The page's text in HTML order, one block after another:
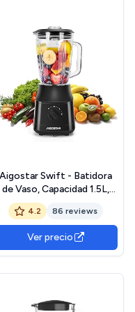
Aigostar Swift - Batidora
de Vaso, Capacidad 1.5L,
800W, Tritura Hielo,
Licuadora con 4 Cuchillas
con Recubrimiento de
Titanio, 2 Velocidades +
Turbo y Función
4.2 86 reviews
Ver precio